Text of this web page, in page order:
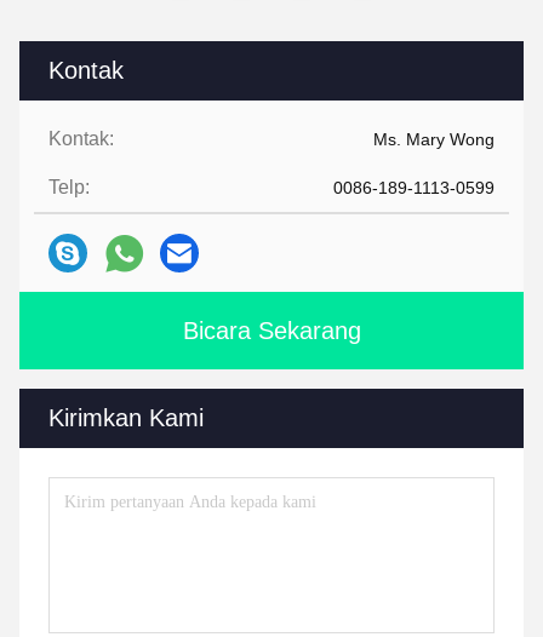
Kontak
Kontak: Ms. Mary Wong
Telp: 0086-189-1113-0599
Bicara Sekarang
Kirimkan Kami